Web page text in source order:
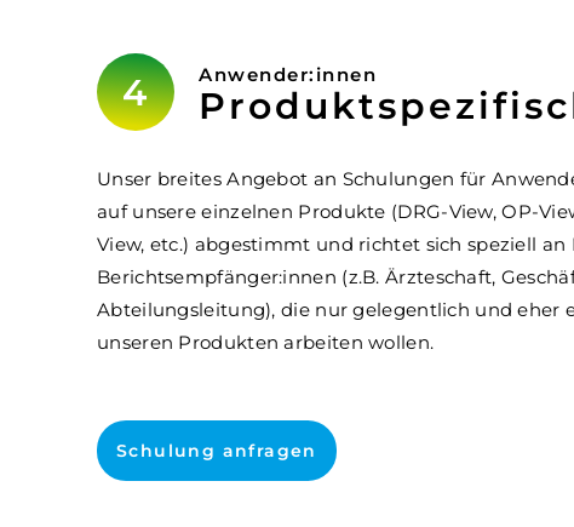
Anwender:innen
Unser breites Angebot an Schulungen für
auf unsere einzelnen Produkte (DRG-View, OP-
View, etc.) abgestimmt und richtet sich speziell an
Berichtsempfänger:innen (z.B. Ärzteschaft,
Abteilungsleitung), die nur gelegentlich und eher
unseren Produkten arbeiten wollen.
Schulung anfragen